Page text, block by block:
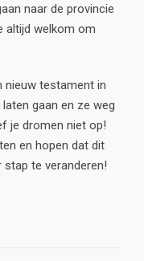
naar de provincie
altijd welkom om
nieuw testament in
gaan en ze weg
je dromen niet op!
en hopen dat dit
te veranderen!